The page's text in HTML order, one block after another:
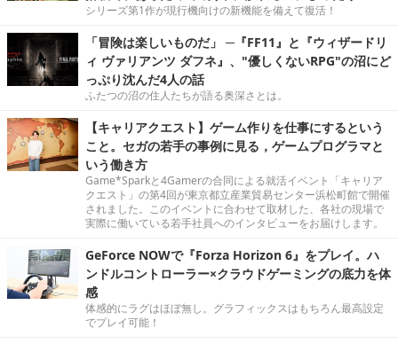
シリーズ第1作が現行機向けの新機能を備えて復活！
「冒険は楽しいものだ」 ─『FF11』と『ウィザードリ
ィ ヴァリアンツ ダフネ』、"優しくないRPG"の沼にど
っぷり沈んだ4人の話
ふたつの沼の住人たちが語る奥深さとは。
【キャリアクエスト】ゲーム作りを仕事にするという
こと。セガの若手の事例に見る，ゲームプログラマと
いう働き方
Game*Sparkと4Gamerの合同による就活イベント「キャリア
クエスト」の第4回が東京都立産業貿易センター浜松町館で開催
されました。このイベントに合わせて取材した、各社の現場で
実際に働いている若手社員へのインタビューをお届けします。
GeForce NOWで『Forza Horizon 6』をプレイ。ハ
ンドルコントローラー×クラウドゲーミングの底力を体
感
体感的にラグはほぼ無し。グラフィックスはもちろん最高設定
でプレイ可能！